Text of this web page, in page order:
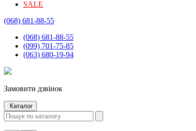
SALE
(068) 681-88-55
(068) 681-88-55
(099) 701-75-85
(063) 680-19-94
Замовити дзвінок
Каталог